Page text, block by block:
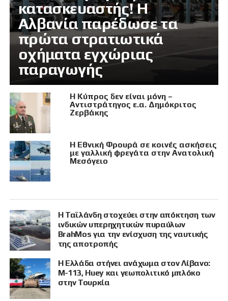
κατασκευαστής! Η
Αλβανία παρέδωσε τα
πρώτα στρατιωτικά
οχήματα εγχώριας
παραγωγής
Η Κύπρος δεν είναι μόνη –
Αντιστράτηγος ε.α. Δημόκριτος
Ζερβάκης
Η Εθνική Φρουρά σε κοινές ασκήσεις
με γαλλική φρεγάτα στην Ανατολική
Μεσόγειο
Η Ταϊλάνδη στοχεύει στην απόκτηση των
ινδικών υπερηχητικών πυραύλων
BrahMos για την ενίσχυση της ναυτικής
της αποτροπής
Η Ελλάδα στήνει ανάχωμα στον Λίβανο:
M-113, Huey και γεωπολιτικό μπλόκο
στην Τουρκία